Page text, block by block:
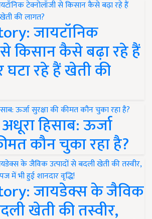
जायटॉनिक
किसान कैसे बढ़ा रहे हैं
घटा रहे हैं खेती की
हिसाब: ऊर्जा
कौन चुका रहा है?
जायडेक्स के जैविक
खेती की तस्वीर,